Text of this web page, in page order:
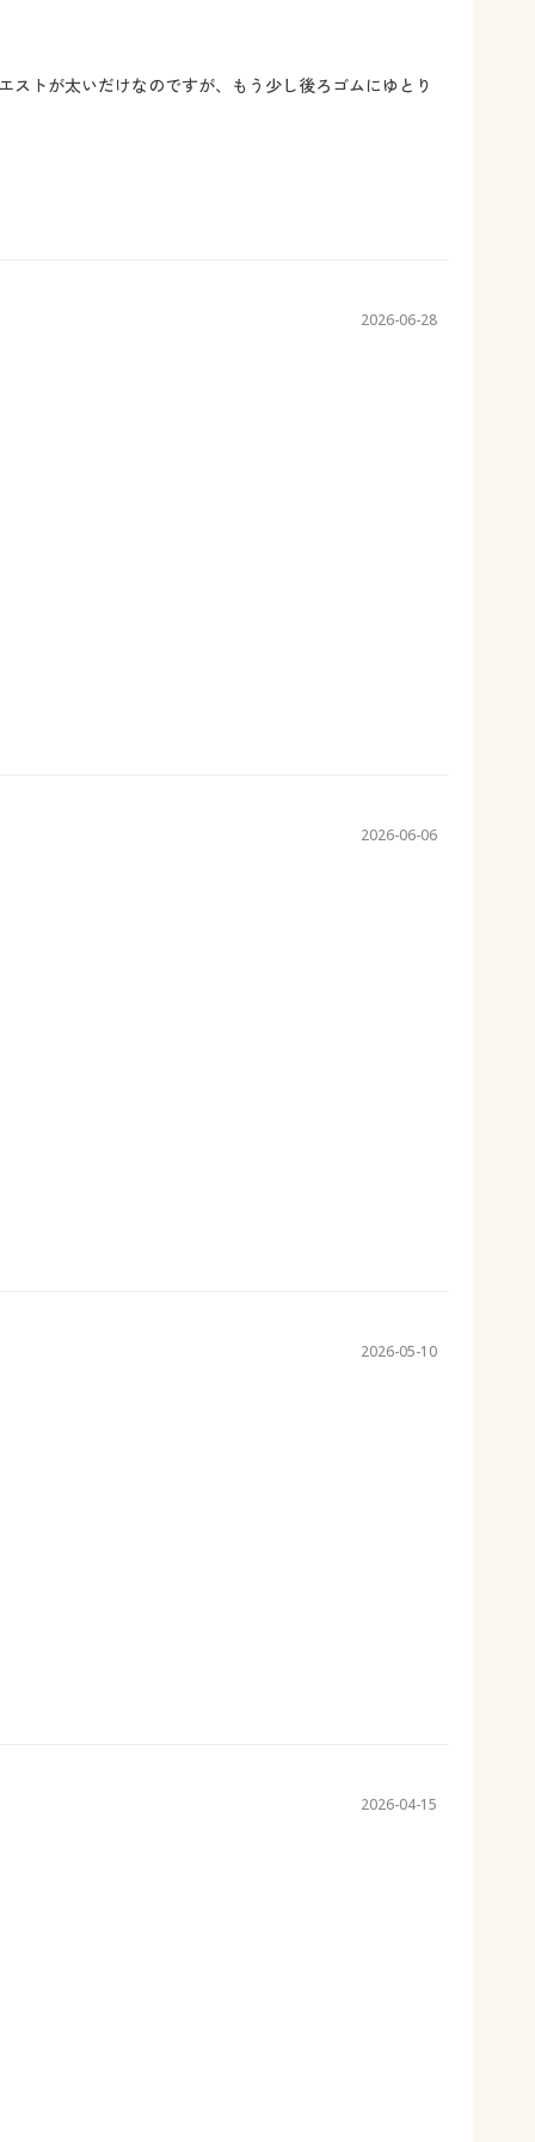
トが太いだけなのですが、もう少し後ろゴムにゆとり
2026-06-28
2026-06-06
2026-05-10
2026-04-15